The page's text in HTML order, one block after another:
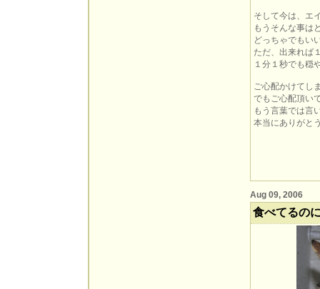
そして今は、エ
もうそんな事は
どっちゃでもい
ただ、出来れば
１分１秒でも穏
ご心配かけてし
でもご心配頂い
もう言葉では言
本当にありがと
Aug 09, 2006
食べてるの